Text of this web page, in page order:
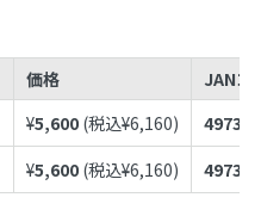
価格
JANコ
¥5,600 (税込¥6,160)
¥5,600 (税込¥6,160)